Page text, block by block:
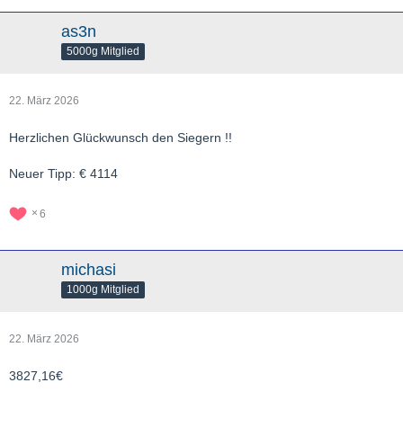
as3n
5000g Mitglied
22. März 2026
Herzlichen Glückwunsch den Siegern !!
Neuer Tipp: € 4114
6
michasi
1000g Mitglied
22. März 2026
3827,16€